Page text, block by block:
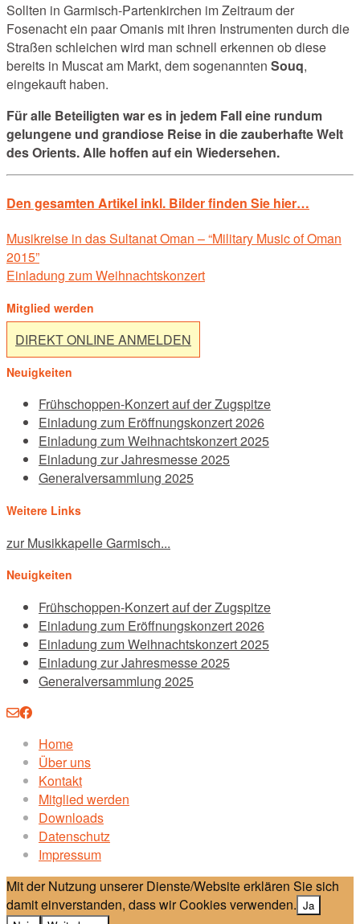
Sollten in Garmisch-Partenkirchen im Zeitraum der
Fosenacht ein paar Omanis mit ihren Instrumenten durch die
Straßen schleichen wird man schnell erkennen ob diese
bereits in Muscat am Markt, dem sogenannten Souq,
eingekauft haben.
Für alle Beteiligten war es in jedem Fall eine rundum
gelungene und grandiose Reise in die zauberhafte Welt
des Orients. Alle hoffen auf ein Wiedersehen.
Den gesamten Artikel inkl. Bilder finden Sie hier…
Post
navigation
Musikreise in das Sultanat Oman – “Military Music of Oman
2015”
Einladung zum Weihnachtskonzert
Mitglied werden
DIREKT ONLINE ANMELDEN
Neuigkeiten
Frühschoppen-Konzert auf der Zugspitze
Einladung zum Eröffnungskonzert 2026
Einladung zum Weihnachtskonzert 2025
Einladung zur Jahresmesse 2025
Generalversammlung 2025
Weitere Links
zur Musikkapelle Garmisch...
Neuigkeiten
Frühschoppen-Konzert auf der Zugspitze
Einladung zum Eröffnungskonzert 2026
Einladung zum Weihnachtskonzert 2025
Einladung zur Jahresmesse 2025
Generalversammlung 2025
Home
Über uns
Kontakt
Mitglied werden
Downloads
Datenschutz
Impressum
Mit der Nutzung unserer Dienste/Website erklären Sie sich
damit einverstanden, dass wir Cookies verwenden. Ja